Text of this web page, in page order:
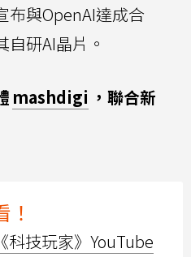
布與OpenAI達成合
研AI晶片。
mashdigi ，聯合新
科技玩家》YouTube